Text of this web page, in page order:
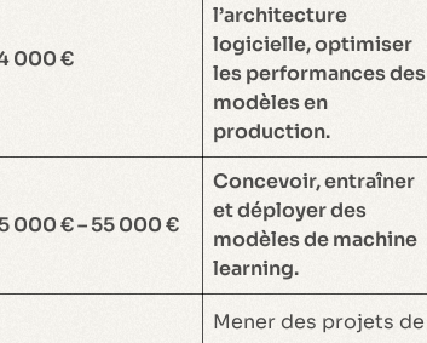
000 €
l’architecture
logicielle, optimiser
les performances des
modèles en
production.
000 € – 55 000 €
Concevoir, entraîner
et déployer des
modèles de machine
learning.
Mener des projets de